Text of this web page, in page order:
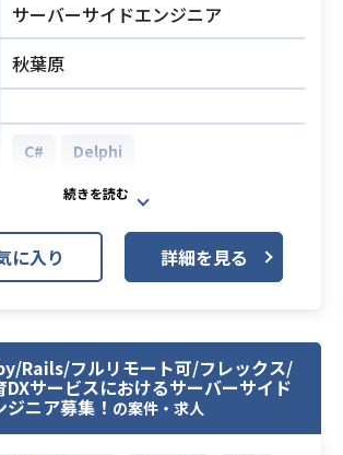
サーバーサイドエンジニア
秋葉原
C# Delphi
中古車販売店の基幹システム刷新業
務に携わっていただきます。
DelphiからC#への基幹システムのマ
イグレーション業務となります。
ん。
■作業工程：
詳細設計・プログラミング・単
体テスト・結合テスト
に入り 詳細を見る
Rails/フルリモート可/フレックス/
DXサービスにおけるサーバーサイド
ジニア募集！ の案件・求人